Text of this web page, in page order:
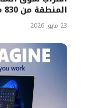
المنطقة من 830 مليون دولار
23 مايو, 2026